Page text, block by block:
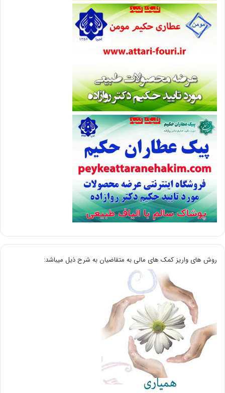
روش های واریز کمک های مالی به متقاضیان به شرح ذیل میباشد: